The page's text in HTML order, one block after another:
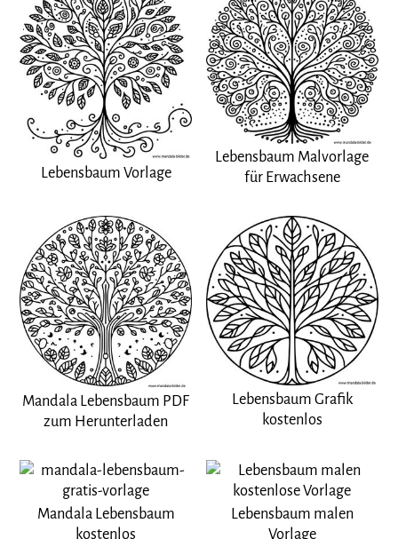
Lebensbaum Vorlage
Lebensbaum Malvorlage
für Erwachsene
Mandala Lebensbaum PDF
zum Herunterladen
Lebensbaum Grafik
kostenlos
Mandala Lebensbaum
kostenlos
Lebensbaum malen
Vorlage